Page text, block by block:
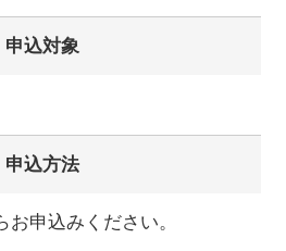
申込対象
申込方法
申込みください。